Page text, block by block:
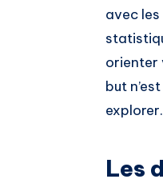
avec
orienter
but
explorer.
Les